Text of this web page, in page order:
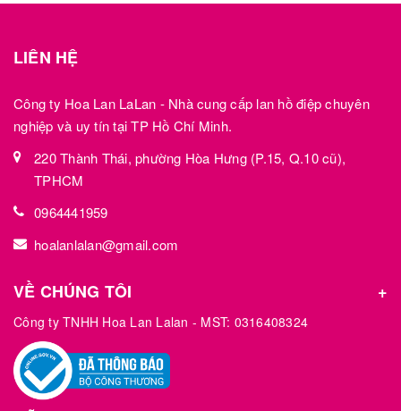
LIÊN HỆ
Công ty Hoa Lan LaLan - Nhà cung cấp lan hồ điệp chuyên
nghiệp và uy tín tại TP Hồ Chí Minh.
220 Thành Thái, phường Hòa Hưng (P.15, Q.10 cũ),
TPHCM
0964441959
hoalanlalan@gmail.com
VỀ CHÚNG TÔI
Công ty TNHH Hoa Lan Lalan - MST: 0316408324